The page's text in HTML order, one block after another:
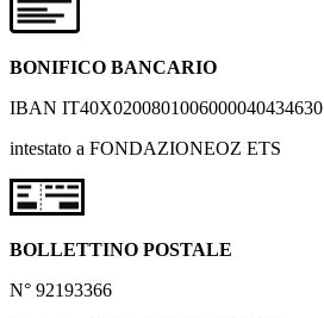
BONIFICO BANCARIO
IBAN IT40X0200801006000040434630
intestato a FONDAZIONEOZ ETS
BOLLETTINO POSTALE
N° 92193366